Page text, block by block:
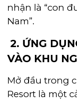
nhận là “con
Nam”.
2. ỨNG
VÀO KHU
Mở đầu trong
Resort là một